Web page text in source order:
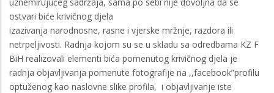
ostvari biće krivičnog djela
izazivanja narodnosne, rasne i vjerske mržnje, razdora ili
netrpeljivosti. Radnja kojom su se u skladu sa odredbama KZ F
BiH realizovali elementi bića pomenutog krivičnog djela je
radnja objavljivanja pomenute fotografije na ,,facebook”profilu
optuženog kao naslovne slike profila, i objavljivanje iste